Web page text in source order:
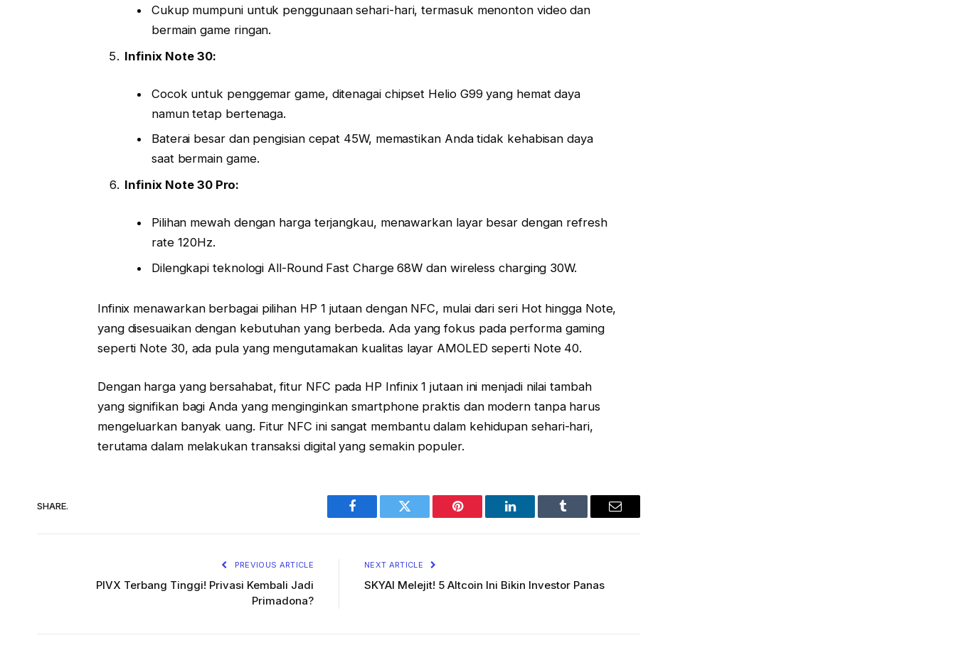
Cukup mumpuni untuk penggunaan sehari-hari, termasuk menonton video dan
bermain game ringan.
Infinix Note 30:
Cocok untuk penggemar game, ditenagai chipset Helio G99 yang hemat daya
namun tetap bertenaga.
Baterai besar dan pengisian cepat 45W, memastikan Anda tidak kehabisan daya
saat bermain game.
Infinix Note 30 Pro:
Pilihan mewah dengan harga terjangkau, menawarkan layar besar dengan refresh
rate 120Hz.
Dilengkapi teknologi All-Round Fast Charge 68W dan wireless charging 30W.
Infinix menawarkan berbagai pilihan HP 1 jutaan dengan NFC, mulai dari seri Hot hingga Note,
yang disesuaikan dengan kebutuhan yang berbeda. Ada yang fokus pada performa gaming
seperti Note 30, ada pula yang mengutamakan kualitas layar AMOLED seperti Note 40.
Dengan harga yang bersahabat, fitur NFC pada HP Infinix 1 jutaan ini menjadi nilai tambah
yang signifikan bagi Anda yang menginginkan smartphone praktis dan modern tanpa harus
mengeluarkan banyak uang. Fitur NFC ini sangat membantu dalam kehidupan sehari-hari,
terutama dalam melakukan transaksi digital yang semakin populer.
SHARE.
Facebook Twitter Pinterest LinkedIn Tumblr Email
PREVIOUS ARTICLE
PIVX Terbang Tinggi! Privasi Kembali Jadi
Primadona?
NEXT ARTICLE
SKYAI Melejit! 5 Altcoin Ini Bikin Investor Panas